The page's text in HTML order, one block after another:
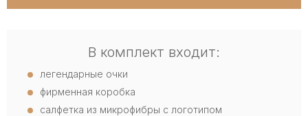
В комплект входит:
легендарные очки
фирменная коробка
салфетка из микрофибры с логотипом